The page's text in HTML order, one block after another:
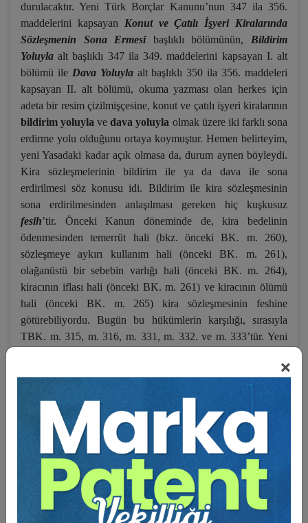
×
durulacaktır. Yeni Türk Borçlar Kanunu’nun 347 ila 356.
maddelerini kapsayan Konut ve Çatılı İşyeri Kiralarında
Sözleşmenin Sona Ermesi başlıklı bölümünün, Bildirim
Yoluyla alt başlıklı 347 ila 349. maddelerini kapsayan I. alt
bölümü ile Dava Yoluyla alt başlıklı 350 ila 356. maddeleri
kapsayan II. alt bölümü, okuma yazması olan herkes için
adeta bir resim çizilmişçesine, konut ve çatılı işyeri kiralarının
bildirim yoluylavedava yoluyla olmak üzere iki farklı sona
erdirme yolu olduğunu ortaya koymuştur. Hemen belirteyim,
yeni Yasadaki kadar açık olmasa da, durum aynen böyleydi.
Kira sözleşmelerinin bildirim ile ya da dava ile sona
erdirilmesi söz konusu idi. Bildirim ile kira sözleşmesinin
sona erdirilmesinden anlaşılması gereken hiç kuşkusuz
fesih’tir. Önceki Kanun döneminde de, kira bedelinin
ödenmesinden temerrüt hali (bkz. önceki BK. m. 260),
sözleşmeye aykırı kullanım hali (önceki BK. m. 261),
olağanüstü bir sebebin varlığı hali (önceki BK. m. 264),
kiracının iflası hali (önceki BK. m. 261) ve kiracının ölümü
hali (önceki BK. m. 265) kira sözleşmesinin feshine
götürebiliyordu. Bugün bu hükümlerin karşılığı, sırasıyla
TBK. m. 315, m. 316, m. 331, m. 332. ve m. 333’tür. Yeni
fesih sebeplerine, kiraya veren lehine 347. maddede bir
Konut ve çatılı işyeri kiralarında kiracı,
belirli süreli sözleşmelerin süresinin bitiminden en az on beş
gün önce bildirimde bulunmadıkça, sözleşme aynı koşullarla
bir yıl uzatılmış sayılır.Kiraya veren, sözleşme süresinin
bitimine dayanarak sözleşmeyi sona erdiremez.Ancak on
yıllık uzama süresi sonunda kiraya veren, bu süreyi izleyen
her uzama yılının bitiminden en az üç ay önce bildirimde
bulunmak koşuluyla, herhangi bir sebep göstermeksizin
sözleşmeyi sona erdirebilir.Belirsiz süreli kira